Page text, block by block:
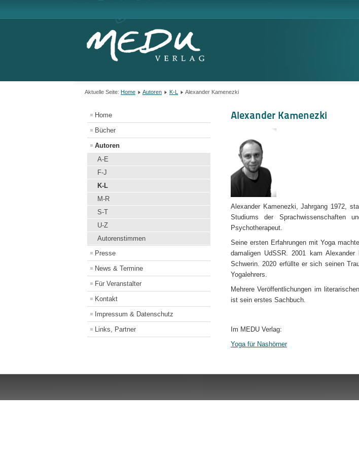
Aktuelle Seite: Home Autoren K-L Alexander Kamenezki
Home
Bücher
Autoren
A-E
F-J
K-L
M-R
S-T
U-Z
Autorenstimmen
Presse
News & Termine
Für Veranstalter
Kontakt
Impressum & Datenschutz
Links, Partner
Alexander Kamenezki
Alexander Kamenezki, Jahrgang 1972,
Studiums der Sprachwissenschaften
Psychotherapeut.
Seine ersten Erfahrungen mit Yoga
damaligen UdSSR. 2001 kam
Schwerin. 2020 erfüllte er sich seinen
Yogalehrers.
Mehrere Veröffentlichungen im
ist sein erstes Sachbuch.
Im MEDU Verlag:
Yoga für Nashörner